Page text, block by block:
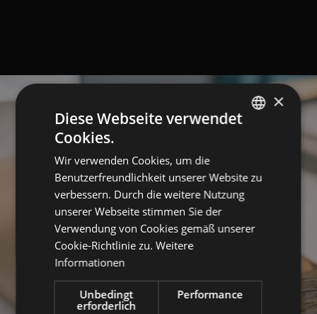
×
Diese Webseite verwendet
Cookies.
Wir verwenden Cookies, um die
Benutzerfreundlichkeit unserer Website zu
verbessern. Durch die weitere Nutzung
unserer Webseite stimmen Sie der
Verwendung von Cookies gemäß unserer
Cookie-Richtlinie zu. Weitere
Informationen
Unbedingt
erforderlich
Performance